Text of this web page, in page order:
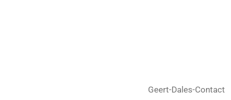
Geert-Dales-Contact